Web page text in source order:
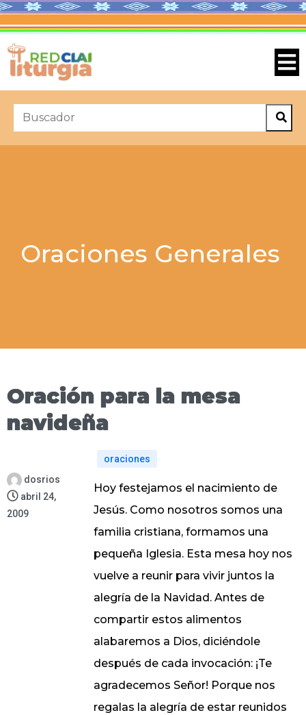
Oraciones Generales
Oración para la mesa
navideña
dosrios
abril 24,
2009
oraciones
Hoy festejamos el nacimiento de
Jesús. Como nosotros somos una
familia cristiana, formamos una
pequeña Iglesia. Esta mesa hoy nos
vuelve a reunir para vivir juntos la
alegría de la Navidad. Antes de
compartir estos alimentos
alabaremos a Dios, diciéndole
después de cada invocación: ¡Te
agradecemos Señor! Porque nos
regalas la alegría de estar reunidos